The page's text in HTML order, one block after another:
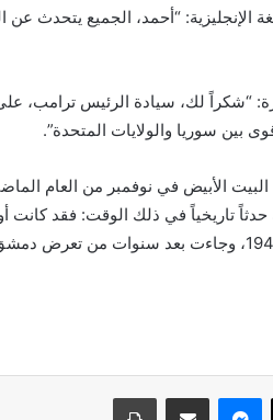
الإنجليزية: “أحمد، الجميع يتحدث
“شكراً لك، سيادة الرئيس ترامب، على
بين سوريا والولايات المتحدة”.
الأبيض في نوفمبر من العام
تاريخياً في ذلك الوقت: فقد كانت
X ماسنجر مشاركة عبر البريد طباعة